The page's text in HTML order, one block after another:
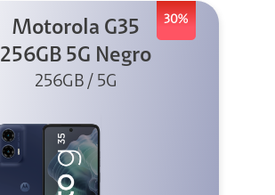
30%
Motorola G35
256GB 5G Negro
256GB / 5G